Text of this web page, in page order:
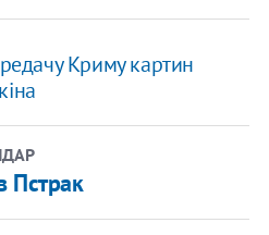
Криму картин
Пстрак